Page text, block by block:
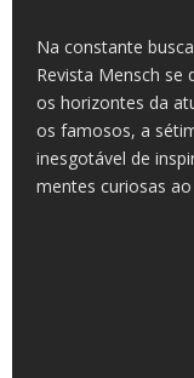
Na constante
Revista Mensch
os horizontes da
os famosos, a
inesgotável de
mentes curiosas